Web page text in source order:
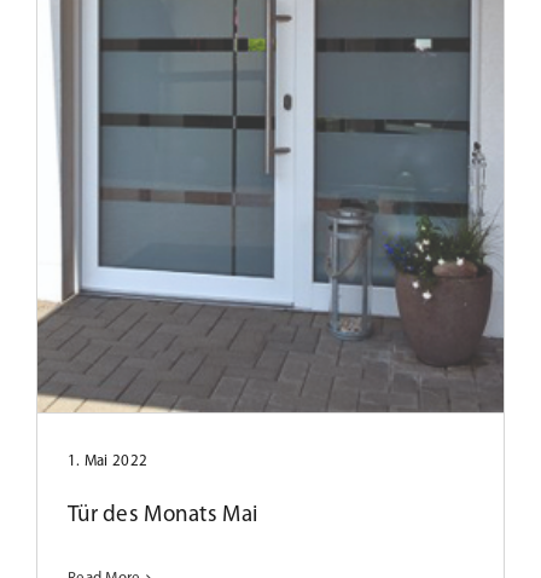
1. Mai 2022
Tür des Monats Mai
Tür des Monats Mai 2023